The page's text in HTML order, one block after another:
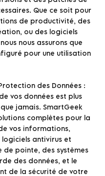
Que ce soit pour
de productivité, des
ou des logiciels
nous assurons que
pour une utilisation
des Données :
vos données est plus
jamais. SmartGeek
complètes pour la
vos informations,
logiciels antivirus et
de pointe, des systèmes
des données, et le
de la sécurité de votre